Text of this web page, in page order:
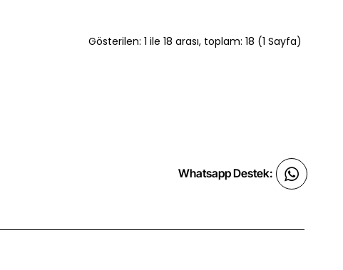
Gösterilen: 1 ile 18 arası, toplam: 18 (1 Sayfa)
Whatsapp Destek: